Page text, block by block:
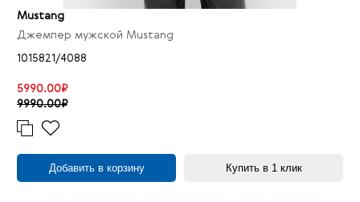
Mustang
Джемпер мужской Mustang
1015821/4088
5990.00₽
9990.00₽
Добавить в корзину Купить в 1 клик